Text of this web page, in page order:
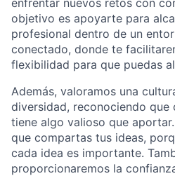
enfrentar nuevos retos con
objetivo es apoyarte para
profesional dentro de un
conectado, donde te
flexibilidad para que puedas
Además, valoramos una
diversidad, reconociendo que
tiene algo valioso que
que compartas tus ideas,
cada idea es importante.
proporcionaremos la